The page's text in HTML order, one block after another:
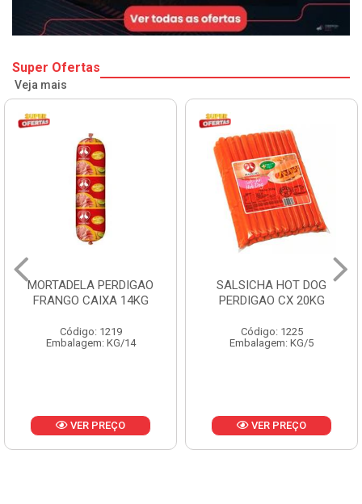
Super Ofertas
Veja mais
MORTADELA PERDIGAO
FRANGO CAIXA 14KG
Código: 1219
Embalagem: KG/14
VER PREÇO
SALSICHA HOT DOG
PERDIGAO CX 20KG
Código: 1225
Embalagem: KG/5
VER PREÇO